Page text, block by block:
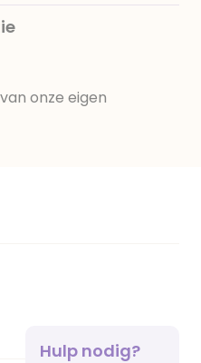
onze eigen
Hulp nodig?